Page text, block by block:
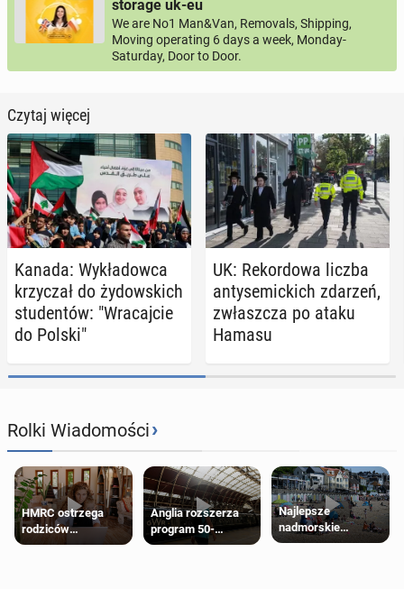
storage uk-eu
We are No1 Man&Van, Removals, Shipping,
Moving operating 6 days a week, Monday-
Saturday, Door to Door.
Czytaj więcej
Kanada: Wy­kła­dow­ca
krzy­czał do ży­dow­skich
stu­den­tów: "Wra­caj­cie
do Polski"
UK: Re­kor­do­wa liczba
an­ty­se­mic­kich zdarzeń,
zwłasz­cza po ataku
Hamasu
Rolki Wiadomości›
HMRC ostrzega
rodziców
pobierających Child
Anglia rozszerza
program 50-
procentowych
Najlepsze
nadmorskie
miasteczko blisko